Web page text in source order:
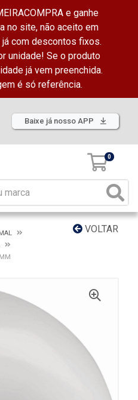
e ganhe
no site, não aceito em
com descontos fixos.
unidade! Se o produto
já vem preenchida.
é só referência.
Baixe já nosso APP
0
VOLTAR